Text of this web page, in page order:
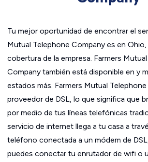
Tu mejor oportunidad de encontrar el
Mutual Telephone Company es en Ohio,
cobertura de la empresa. Farmers
Company también está disponible en y
estados más. Farmers Mutual
proveedor de DSL, lo que significa que
por medio de tus líneas telefónicas
servicio de internet llega a tu casa a
teléfono conectada a un módem de
puedes conectar tu enrutador de wifi o